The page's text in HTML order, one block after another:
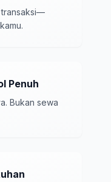
transaksi—
Penuh
Bukan sewa